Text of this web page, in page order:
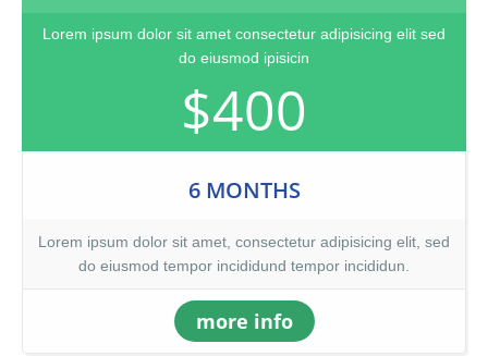
Lorem ipsum dolor sit amet consectetur adipisicing elit sed
do eiusmod ipisicin
$400
6 MONTHS
Lorem ipsum dolor sit amet, consectetur adipisicing elit, sed
do eiusmod tempor incididund tempor incididun.
more info